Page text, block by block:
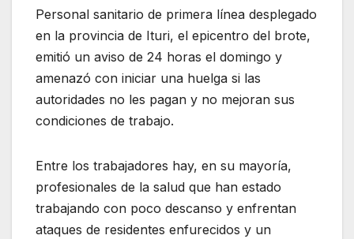
Personal sanitario de primera línea desplegado
en la provincia de Ituri, el epicentro del brote,
emitió un aviso de 24 horas el domingo y
amenazó con iniciar una huelga si las
autoridades no les pagan y no mejoran sus
condiciones de trabajo.
Entre los trabajadores hay, en su mayoría,
profesionales de la salud que han estado
trabajando con poco descanso y enfrentan
ataques de residentes enfurecidos y un